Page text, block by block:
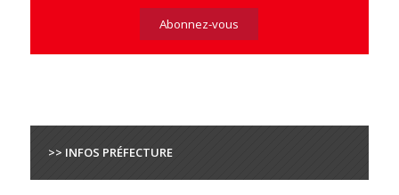
>> INFOS PRÉFECTURE